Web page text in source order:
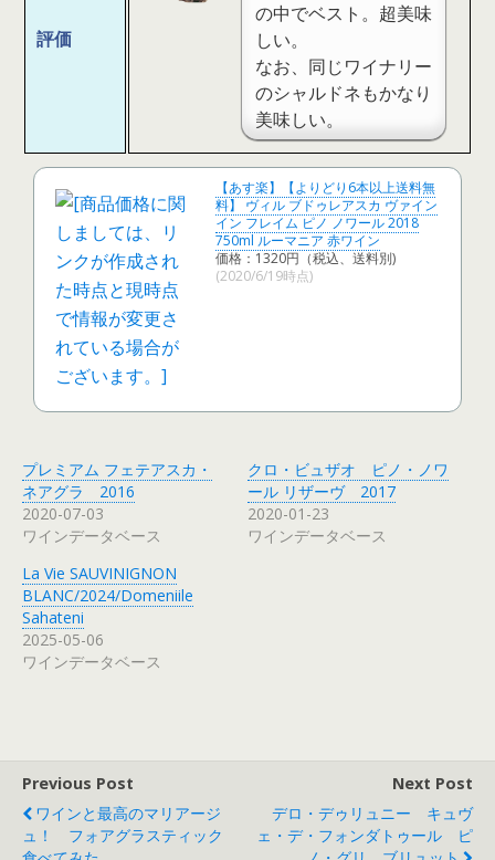
評価
の中でベスト。超美味
しい。
なお、同じワイナリー
のシャルドネもかなり
美味しい。
【あす楽】【よりどり6本以上送料無
料】 ヴィル ブドゥレアスカ ヴァイン
イン フレイム ピノ ノワール 2018
750ml ルーマニア 赤ワイン
価格：1320円（税込、送料別)
(2020/6/19時点)
プレミアム フェテアスカ・
ネアグラ 2016
2020-07-03
ワインデータベース
クロ・ビュザオ ピノ・ノワ
ール リザーヴ 2017
2020-01-23
ワインデータベース
La Vie SAUVINIGNON
BLANC/2024/Domeniile
Sahateni
2025-05-06
ワインデータベース
Previous Post
ワインと最高のマリアージ
ュ！ フォアグラスティック
Next Post
デロ・デゥリュニー キュヴ
ェ・デ・フォンダトゥール ピ